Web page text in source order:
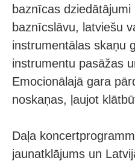
baznīcas
baznīcslāvu, latviešu
instrumentālas skaņu
instrumentu pasāžas
Emocionālajā gara
noskaņas, ļaujot
Daļa
jaunatklājums un